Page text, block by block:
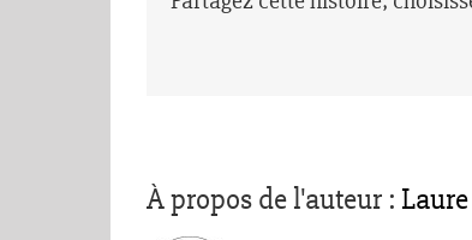
À propos de l'auteur :